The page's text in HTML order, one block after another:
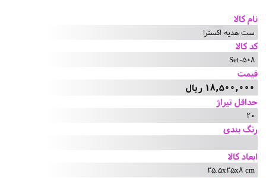
نام کالا
ست هدیه اکسترا
کد کالا
Set-508
قیمت
18,500,000 ریال
حداقل تیراژ
20
رنگ بندی
ابعاد کالا
25.5x25x8 cm